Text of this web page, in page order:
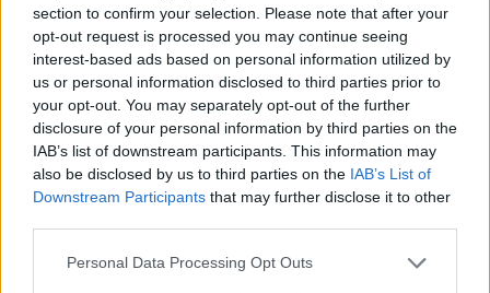
section to confirm your selection. Please note that after your
opt-out request is processed you may continue seeing
interest-based ads based on personal information utilized by
us or personal information disclosed to third parties prior to
your opt-out. You may separately opt-out of the further
disclosure of your personal information by third parties on the
IAB’s list of downstream participants. This information may
also be disclosed by us to third parties on the IAB’s List of
Downstream Participants that may further disclose it to other
Please note that this website/app uses one or more Google
Personal Data Processing Opt Outs
Lassuló fejlesztési ütemre számít a Red Bull
Mivel egy új F1-es szabályrendszer első idényéről van szó,
várható volt, hogy kiélezett lesz a fejlesztési háború a csapatok
között. A szezon első felében láthattunk is több nagy fejlesztési
csomagot az istállók többségénél, ezek pedig rendszerint
valóban előrelépést is jelentettek (talán a Haas és a Williams
jelentik a kivételt). A Red Bullnál is működött például a
lassulni fog a fejlesztési ütemük, részben azért, mert a